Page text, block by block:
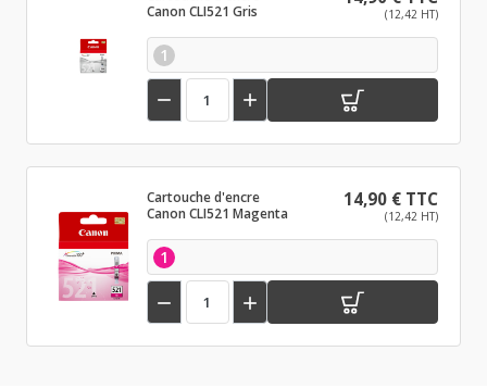
Canon CLI521 Gris
(12,42 HT)
1
 
Cartouche d'encre
Canon CLI521 Magenta
14,90 € TTC
(12,42 HT)
1
 